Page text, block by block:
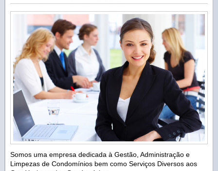
Somos uma empresa dedicada à Gestão, Administração e
Limpezas de Condomínios bem como Serviços Diversos aos